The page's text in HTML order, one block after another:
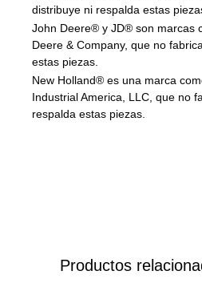
distribuye ni respalda estas
John Deere® y JD® son marcas
Deere & Company, que no
estas piezas.
New Holland® es una marca
Industrial America, LLC, que no
respalda estas piezas.
Productos